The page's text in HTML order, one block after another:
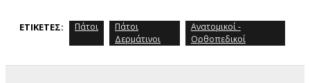
ΕΤΙΚΈΤΕΣ: Πάτοι
Πάτοι
Δερμάτινοι
Ανατομικοί -
Ορθοπεδικοί